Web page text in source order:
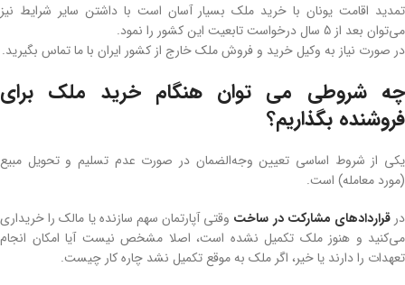
تمدید اقامت یونان با خرید ملک بسیار آسان است با داشتن سایر شرایط نیز
می‌توان بعد از 5 سال درخواست تابعیت این کشور را نمود.
در صورت نیاز به وکیل خرید و فروش ملک خارج از کشور ایران با ما تماس بگیرید.
چه شروطی می توان هنگام خرید ملک برای
فروشنده بگذاریم؟
یکی از شروط اساسی تعیین وجه‌الضمان در صورت عدم تسلیم و تحویل مبیع
(مورد معامله) است.
درقراردادهای مشارکت در ساخت وقتی آپارتمان سهم سازنده یا مالک را خریداری
می‌کنید و هنوز ملک تکمیل نشده است، اصلا مشخص نیست آیا امکان انجام
تعهدات را دارند یا خیر، اگر ملک به موقع تکمیل نشد چاره کار چیست.